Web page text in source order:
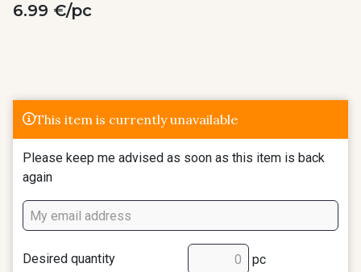
6.99 €/pc
This item is currently unavailable
Please keep me advised as soon as this item is back
again
Desired quantity pc